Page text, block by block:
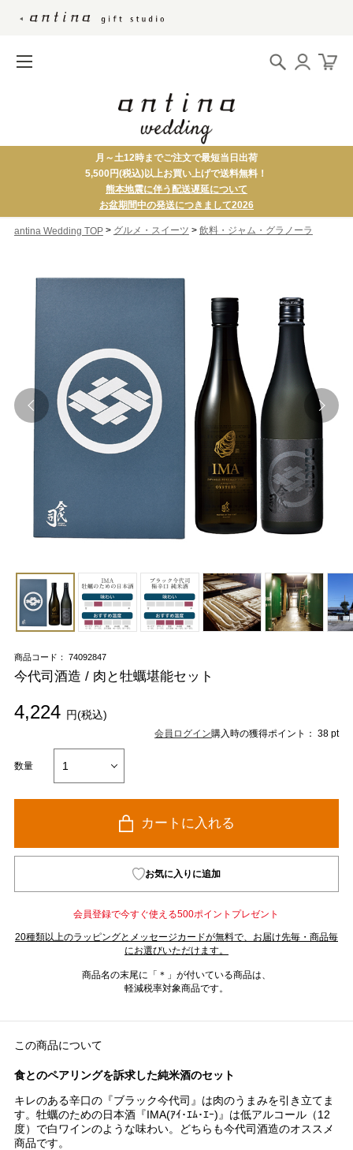
月～土12時までご注文で最短当日出荷
5,500円(税込)以上お買い上げで送料無料！
熊本地震に伴う配送遅延について
お盆期間中の発送につきまして2026
antina Wedding TOP> グルメ・スイーツ > 飲料・ジャム・グラノーラ
商品コード： 74092847
今代司酒造 / 肉と牡蠣堪能セット
4,224 円(税込)
会員ログイン購入時の獲得ポイント： 38 pt
数量
カートに入れる
お気に入りに追加
会員登録で今すぐ使える500ポイントプレゼント
20種類以上のラッピングとメッセージカードが無料で、お届け先毎・商品毎
にお選びいただけます。
商品名の末尾に「＊」が付いている商品は、
軽減税率対象商品です。
この商品について
食とのペアリングを訴求した純米酒のセット
キレのある辛口の『ブラック今代司』は肉のうまみを引き立てま
す。牡蠣のための日本酒『IMA(ｱｲ･ｴﾑ･ｴｰ)』は低アルコール（12
度）で白ワインのような味わい。どちらも今代司酒造のオススメ
商品です。